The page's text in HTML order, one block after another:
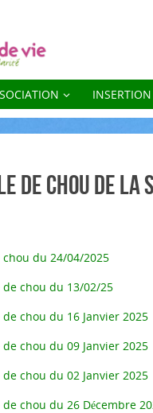
VIEINSERTION
de chou de la
chou du 24/04/2025
de chou du 13/02/25
de chou du 16 Janvier 2025
de chou du 09 Janvier 2025
de chou du 02 Janvier 2025
de chou du 26 Décembre